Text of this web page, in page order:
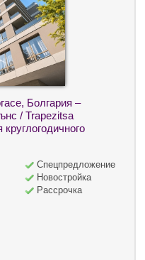
Болгария –
/ Trapezitsa
Спецпредложение
Новостройка
Рассрочка